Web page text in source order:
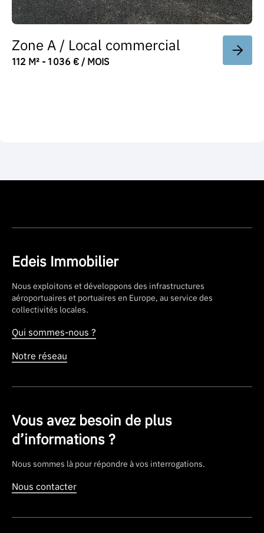
Zone A / Local commercial
112 M² - 1 036 € / MOIS
Edeis Immobilier
Nous exploitons et développons des infrastructures
aéroportuaires et portuaires en Europe, au service des
collectivités locales.
Qui sommes-nous ?
Notre réseau
Vous avez besoin de plus
d’informations ?
Nous sommes là pour répondre à vos interrogations.
Nous contacter